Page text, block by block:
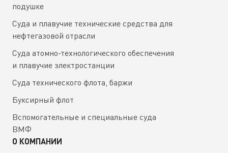
подушке
Суда и плавучие технические средства для
нефтегазовой отрасли
Суда атомно-технологического обеспечения
и плавучие электростанции
Суда технического флота, баржи
Буксирный флот
Вспомогательные и специальные суда
ВМФ
О КОМПАНИИ